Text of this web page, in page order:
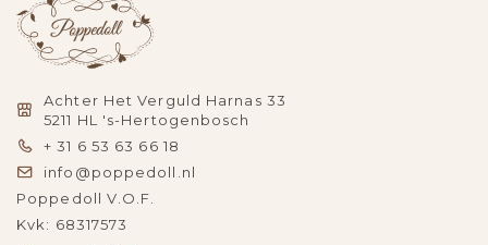
Achter Het Verguld Harnas 33
5211 HL 's-Hertogenbosch
+ 31 6 53 63 66 18
info@poppedoll.nl
Poppedoll V.O.F.
Kvk: 68317573